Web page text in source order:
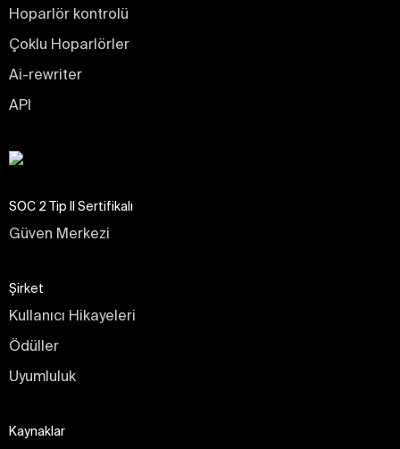
Hoparlör kontrolü
Çoklu Hoparlörler
Ai-rewriter
API
SOC 2 Tip II Sertifikalı
Güven Merkezi
Şirket
Kullanıcı Hikayeleri
Ödüller
Uyumluluk
Kaynaklar